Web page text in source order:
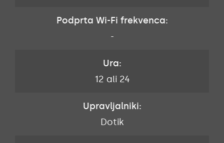
Podprta Wi-Fi frekvenca:
-
Ura:
12 ali 24
Upravljalniki:
Dotik